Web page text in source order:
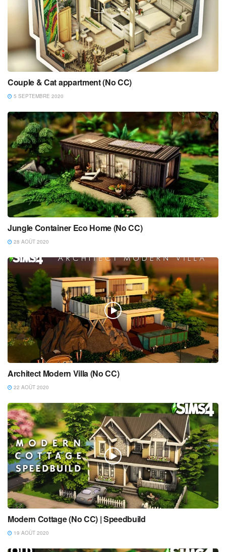
Couple & Cat appartment (No CC)
5 SEPTEMBRE 2020
Jungle Container Eco Home (No CC)
28 AOÛT 2020
Architect Modern Villa (No CC)
22 AOÛT 2020
Modern Cottage (No CC) | Speedbuild
19 AOÛT 2020